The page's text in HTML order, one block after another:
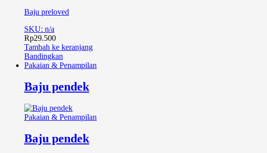
Baju preloved
SKU: n/a
Rp29.500
Tambah ke keranjang
Bandingkan
Pakaian & Penampilan
Baju pendek
Pakaian & Penampilan
Baju pendek